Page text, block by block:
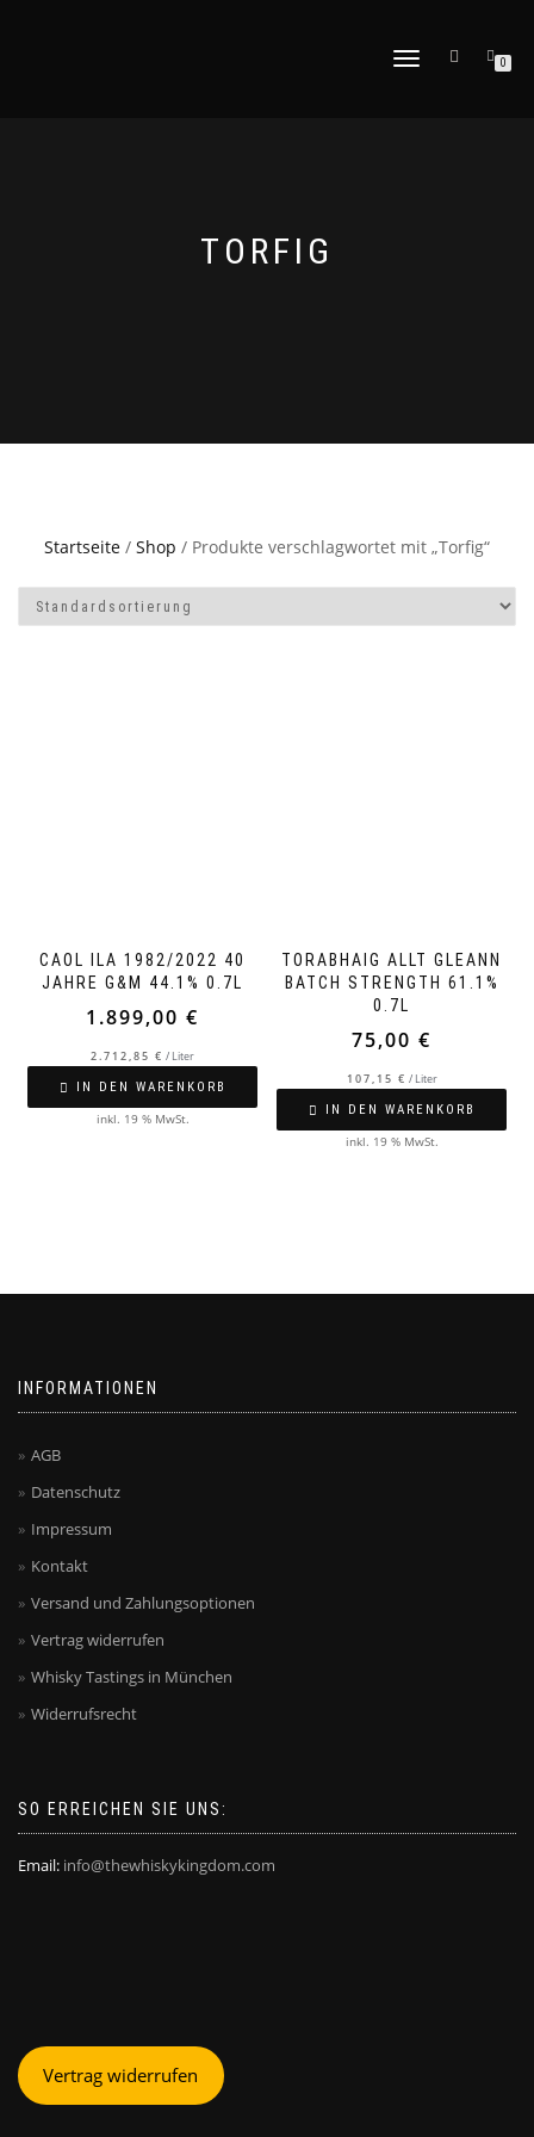
NAVIGATION
0
TORFIG
Startseite / Shop / Produkte verschlagwortet mit „Torfig“
CAOL ILA 1982/2022 40
JAHRE G&M 44.1% 0.7L
1.899,00 €
2.712,85 € / Liter
IN DEN WARENKORB
inkl. 19 % MwSt.
TORABHAIG ALLT GLEANN
BATCH STRENGTH 61.1%
0.7L
75,00 €
107,15 € / Liter
IN DEN WARENKORB
inkl. 19 % MwSt.
INFORMATIONEN
AGB
Datenschutz
Impressum
Kontakt
Versand und Zahlungsoptionen
Vertrag widerrufen
Whisky Tastings in München
Widerrufsrecht
SO ERREICHEN SIE UNS:
Email: info@thewhiskykingdom.com
Vertrag widerrufen